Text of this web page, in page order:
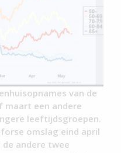
van de
maart een andere
leeftijdsgroepen.
omslag eind april
andere twee